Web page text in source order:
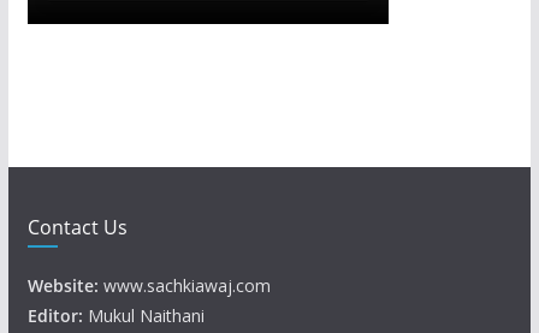
Contact Us
Website: www.sachkiawaj.com
Editor: Mukul Naithani